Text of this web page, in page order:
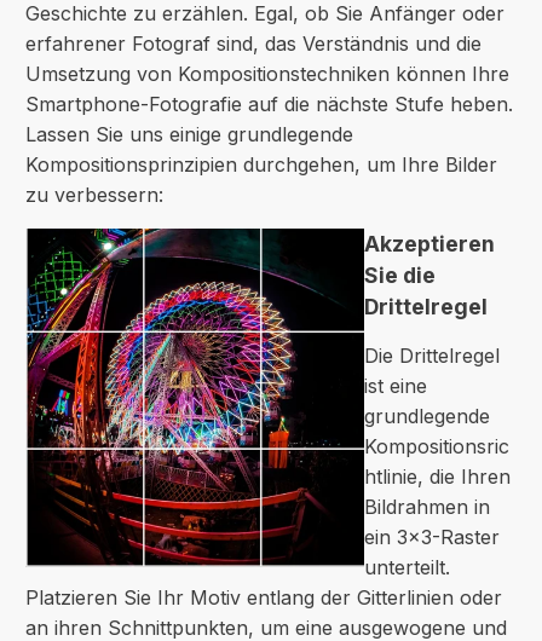
Geschichte zu erzählen. Egal, ob Sie Anfänger oder
erfahrener Fotograf sind, das Verständnis und die
Umsetzung von Kompositionstechniken können Ihre
Smartphone-Fotografie auf die nächste Stufe heben.
Lassen Sie uns einige grundlegende
Kompositionsprinzipien durchgehen, um Ihre Bilder
zu verbessern:
Akzeptieren
Sie die
Drittelregel
Die Drittelregel
ist eine
grundlegende
Kompositionsric
htlinie, die Ihren
Bildrahmen in
ein 3x3-Raster
unterteilt.
Platzieren Sie Ihr Motiv entlang der Gitterlinien oder
an ihren Schnittpunkten, um eine ausgewogene und